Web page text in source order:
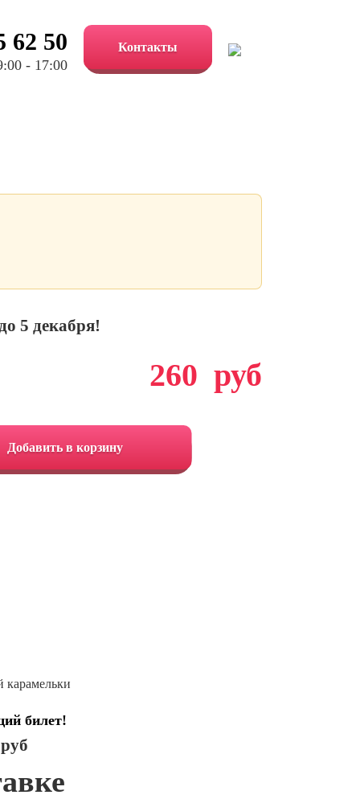
Контакты
62 50
- 17:00
5 декабря!
260 руб
Добавить в корзину
карамельки
билет!